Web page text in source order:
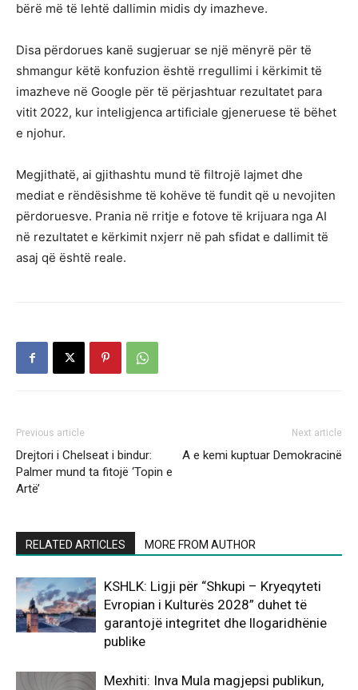
bërë më të lehtë dallimin midis dy imazheve.
Disa përdorues kanë sugjeruar se një mënyrë për të
shmangur këtë konfuzion është rregullimi i kërkimit të
imazheve në Google për të përjashtuar rezultatet para
vitit 2022, kur inteligjenca artificiale gjeneruese të bëhet
e njohur.
Megjithatë, ai gjithashtu mund të filtrojë lajmet dhe
mediat e rëndësishme të kohëve të fundit që u nevojiten
përdoruesve. Prania në rritje e fotove të krijuara nga AI
në rezultatet e kërkimit nxjerr në pah sfidat e dallimit të
asaj që është reale.
Previous article
Drejtori i Chelseat i bindur:
Palmer mund ta fitojë ‘Topin e
Artë’
Next article
A e kemi kuptuar Demokracinë
RELATED ARTICLES MORE FROM AUTHOR
KSHLK: Ligji për “Shkupi – Kryeqyteti
Evropian i Kulturës 2028” duhet të
garantojë integritet dhe llogaridhënie
publike
Mexhiti: Inva Mula magjepsi publikun,